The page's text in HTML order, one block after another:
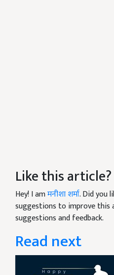
Like this article?
Hey! I amमनीशा शर्मा. Did you
suggestions to improve this
suggestions and feedback.
Read next